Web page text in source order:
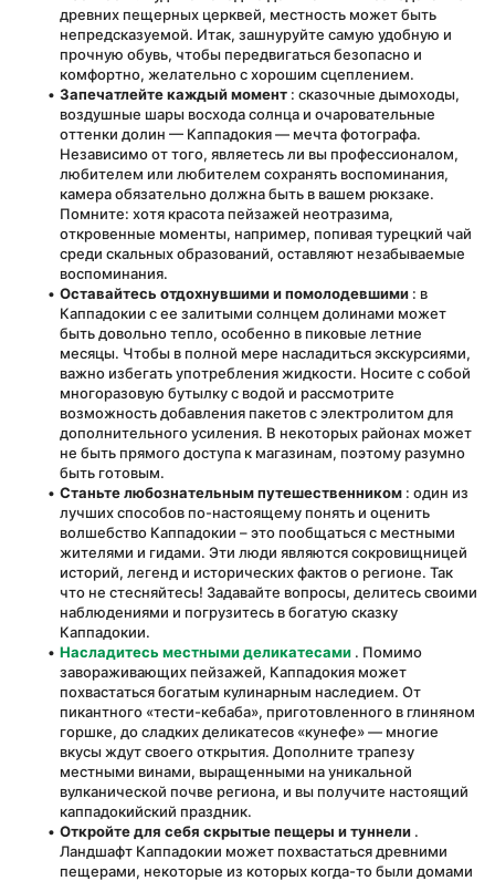
древних пещерных церквей, местность может быть
непредсказуемой. Итак, зашнуруйте самую удобную и
прочную обувь, чтобы передвигаться безопасно и
комфортно, желательно с хорошим сцеплением.
Запечатлейте каждый момент : сказочные дымоходы,
воздушные шары восхода солнца и очаровательные
оттенки долин — Каппадокия — мечта фотографа.
Независимо от того, являетесь ли вы профессионалом,
любителем или любителем сохранять воспоминания,
камера обязательно должна быть в вашем рюкзаке.
Помните: хотя красота пейзажей неотразима,
откровенные моменты, например, попивая турецкий чай
среди скальных образований, оставляют незабываемые
воспоминания.
Оставайтесь отдохнувшими и помолодевшими : в
Каппадокии с ее залитыми солнцем долинами может
быть довольно тепло, особенно в пиковые летние
месяцы. Чтобы в полной мере насладиться экскурсиями,
важно избегать употребления жидкости. Носите с собой
многоразовую бутылку с водой и рассмотрите
возможность добавления пакетов с электролитом для
дополнительного усиления. В некоторых районах может
не быть прямого доступа к магазинам, поэтому разумно
быть готовым.
Станьте любознательным путешественником : один из
лучших способов по-настоящему понять и оценить
волшебство Каппадокии – это пообщаться с местными
жителями и гидами. Эти люди являются сокровищницей
историй, легенд и исторических фактов о регионе. Так
что не стесняйтесь! Задавайте вопросы, делитесь своими
наблюдениями и погрузитесь в богатую сказку
Каппадокии.
Насладитесь местными деликатесами . Помимо
завораживающих пейзажей, Каппадокия может
похвастаться богатым кулинарным наследием. От
пикантного «тести-кебаба», приготовленного в глиняном
горшке, до сладких деликатесов «кунефе» — многие
вкусы ждут своего открытия. Дополните трапезу
местными винами, выращенными на уникальной
вулканической почве региона, и вы получите настоящий
каппадокийский праздник.
Откройте для себя скрытые пещеры и туннели .
Ландшафт Каппадокии может похвастаться древними
пещерами, некоторые из которых когда-то были домами